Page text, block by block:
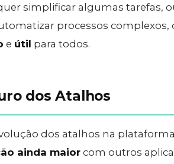
simplificar algumas tarefas,
processos complexos,
e útil para todos.
dos Atalhos
dos atalhos na
ainda maiorcom outros